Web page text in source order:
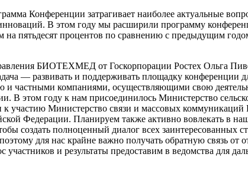
Конференции затрагивает наиболее актуальные
В этом году мы расширили программу
процентов по сравнению с предыдущим
БИОТЕХМЕД от Госкорпорации Ростех Ольга
— развивать и поддерживать площадку конференции
и частными компаниями, осуществляющими свою
В этом году к нам присоединилось Министерство
участию Министерство связи и массовых
Федерации. Планируем также активно вовлекать в
создать полноценный диалог всех заинтересованных
для нас крайне важно получать обратную связь от
и результаты предоставим в ведомства для